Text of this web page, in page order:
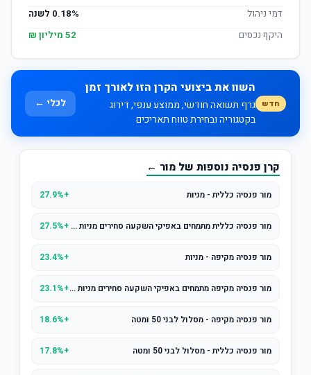
דמי ניהול
0.18% לשנה
היקף נכסים
52 מיליון ₪
חדש
השוו את ביצועי הקרן הזו לאורך זמן
גרף תשואה חודשי, ממוצע ענפי, דירוג
בקטגוריה ובחירת טווח תאריכים
לכלי ←
קרן פנסיה נוספות של מור ←
מור פנסיה כללית - מניות +27.9%
מור פנסיה כללית מתמחים באפיקי השקעה סחירים מניות סחיר +27.5%
מור פנסיה מקיפה - מניות +23.4%
מור פנסיה מקיפה מתמחים באפיקי השקעה סחירים מניות סחיר+23.1%
מור פנסיה מקיפה - מסלול לבני 50 ומטה +18.6%
מור פנסיה כללית - מסלול לבני 50 ומטה +17.8%